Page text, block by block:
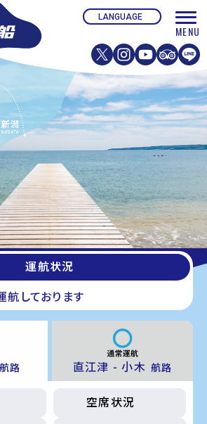
運航状況
しております
航路 直江津 - 小木 航路
空席状況